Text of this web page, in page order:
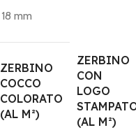
18 mm
ZERBINO
COCCO
COLORATO
(AL M²)
ZERBINO
CON
LOGO
(AL M²)